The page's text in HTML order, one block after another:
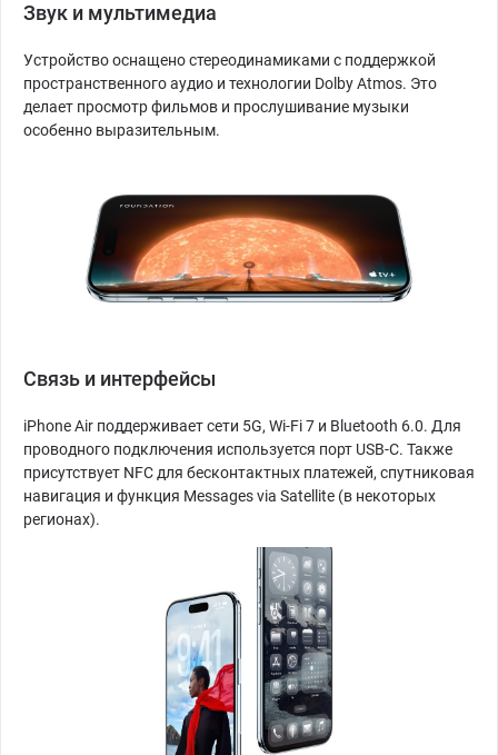
Звук и мультимедиа
Устройство оснащено стереодинамиками с поддержкой
пространственного аудио и технологии Dolby Atmos. Это
делает просмотр фильмов и прослушивание музыки
особенно выразительным.
Связь и интерфейсы
iPhone Air поддерживает сети 5G, Wi-Fi 7 и Bluetooth 6.0. Для
проводного подключения используется порт USB-C. Также
присутствует NFC для бесконтактных платежей, спутниковая
навигация и функция Messages via Satellite (в некоторых
регионах).